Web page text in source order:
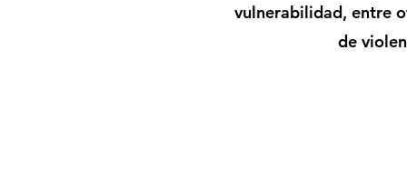
vulnerabilidad, entre
de